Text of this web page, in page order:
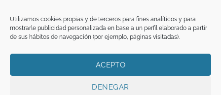
Utilizamos cookies propias y de terceros para fines analíticos y para
mostrarle publicidad personalizada en base a un perfil elaborado a partir
de sus hábitos de navegación (por ejemplo, páginas visitadas).
ACEPTO
DENEGAR
TÉRMINOS Y CONDICIONES